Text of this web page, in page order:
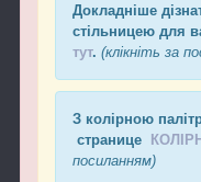
Докладніше
стільницею для
тут. (клікніть за
З колірною
странице
посиланням)